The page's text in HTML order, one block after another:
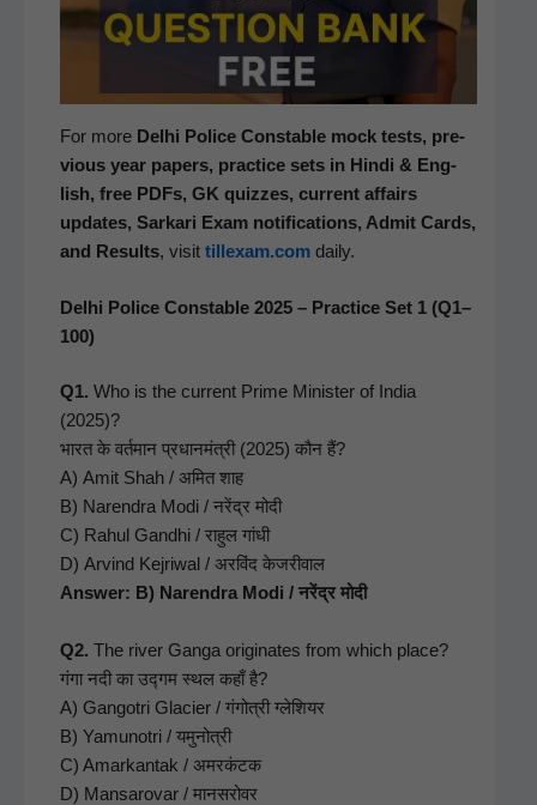
For more Del­hi Police Con­sta­ble mock tests, pre­
vi­ous year papers, prac­tice sets in Hin­di & Eng­
lish, free PDFs, GK quizzes, cur­rent affairs
updates, Sarkari Exam noti­fi­ca­tions, Admit Cards,
and Results, vis­it tillexam.comdaily.
Delhi Police Constable 2025 – Practice Set 1 (Q1–
100)
Q1. Who is the cur­rent Prime Min­is­ter of India
(2025)?
भारत के वर्तमान प्रधानमंत्री (2025) कौन हैं?
A) Amit Shah / अमित शाह
B) Naren­dra Modi / नरेंद्र मोदी
C) Rahul Gand­hi / राहुल गांधी
D) Arvind Kejri­w­al / अरविंद केजरीवाल
Answer: B) Naren­dra Modi / नरेंद्र मोदी
Q2. The riv­er Gan­ga orig­i­nates from which place?
गंगा नदी का उद्गम स्थल कहाँ है?
A) Gan­gotri Glac­i­er / गंगोत्री ग्लेशियर
B) Yamunotri / यमुनोत्री
C) Amarkan­tak / अमरकंटक
D) Mansarovar / मानसरोवर